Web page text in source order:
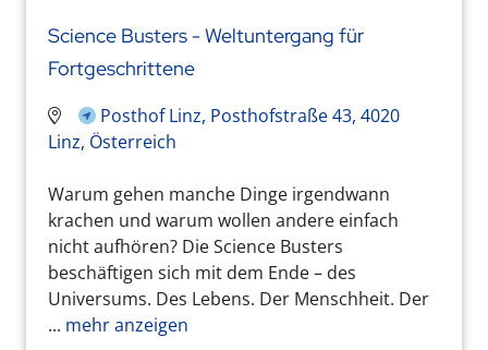
Science Busters - Weltuntergang für
Fortgeschrittene
Posthof Linz, Posthofstraße 43, 4020
Linz, Österreich
Warum gehen manche Dinge irgendwann
krachen und warum wollen andere einfach
nicht aufhören? Die Science Busters
beschäftigen sich mit dem Ende – des
Universums. Des Lebens. Der Menschheit. Der
... mehr anzeigen